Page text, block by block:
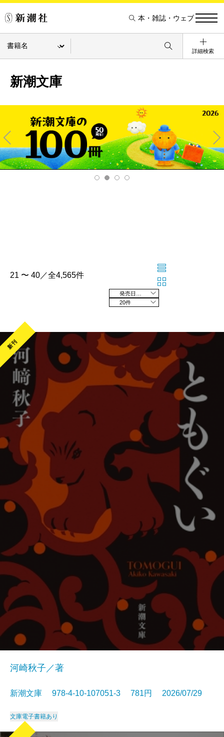
本・雑誌・ウェブ
詳細検索
新潮文庫
Pre
v
Ne
xt
21 〜 40／全4,565件
20件
新刊
河崎秋子／著
新潮文庫 978-4-10-107051-3 781円 2026/07/29
文庫電子書籍あり